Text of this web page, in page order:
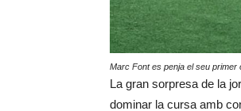
Marc Font es penja el seu primer
La gran sorpresa de la
dominar la cursa amb